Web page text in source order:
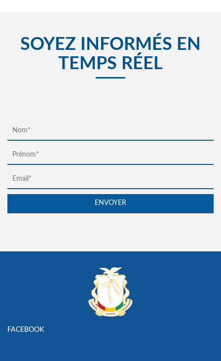
SOYEZ INFORMÉS EN
TEMPS RÉEL
FACEBOOK